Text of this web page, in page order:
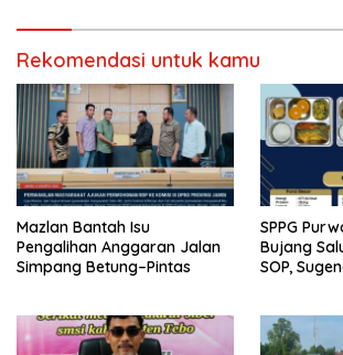
Rekomendasi untuk kamu
Mazlan Bantah Isu
Pengalihan Anggaran Jalan
Simpang Betung–Pintas
SPPG
Bujang
SOP,